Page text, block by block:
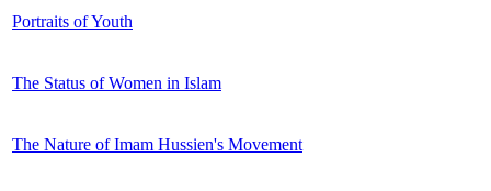
Portraits of Youth
The Status of Women in Islam
The Nature of Imam Hussien's Movement